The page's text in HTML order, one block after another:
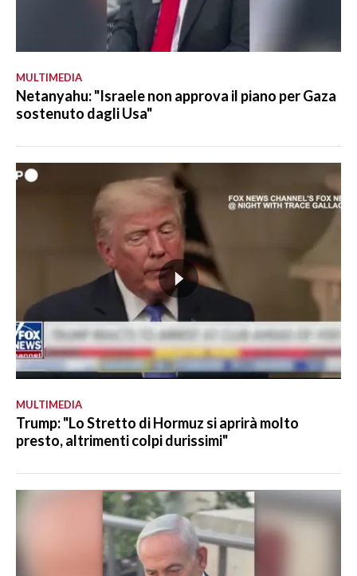
MULTIMEDIA
Netanyahu: "Israele non approva il piano per Gaza
sostenuto dagli Usa"
MULTIMEDIA
Trump: "Lo Stretto di Hormuz si aprirà molto
presto, altrimenti colpi durissimi"